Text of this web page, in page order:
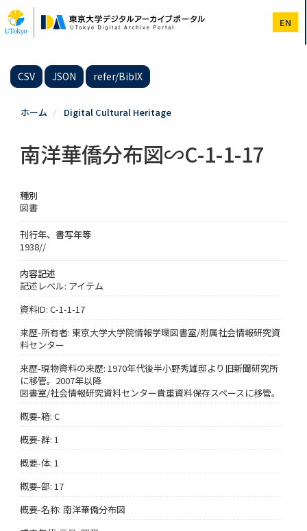
イ
ン
EN
CSV JSON refer/BibIX
ホーム Digital Cultural Heritage
南洋華僑分布図∽C-1-1-17
種別
図書
刊行年、書写年等
1938//
内容記述
記述レベル: アイテム
資料ID: C-1-1-17
来歴-所有者: 東京大学大学院情報学環図書室/附属社会情報研究資
料センター
来歴-現物資料の来歴: 1970年代後半小野秀雄邸より旧新聞研究所
に移管。2007年以降
図書室/社会情報研究資料センター貴重資料保存スペースに移管。
概要-箱: C
概要-群: 1
概要-体: 1
概要-部: 17
概要-名称: 南洋華僑分布図